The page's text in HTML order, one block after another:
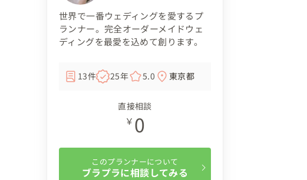
世界で一番ウェディングを愛するプ
ランナー。完全オーダーメイドウェ
ディングを最愛を込めて創ります。
13件 25年 5.0 東京都
直接相談
￥ 0
このプランナーについて
ブラプラに相談してみる